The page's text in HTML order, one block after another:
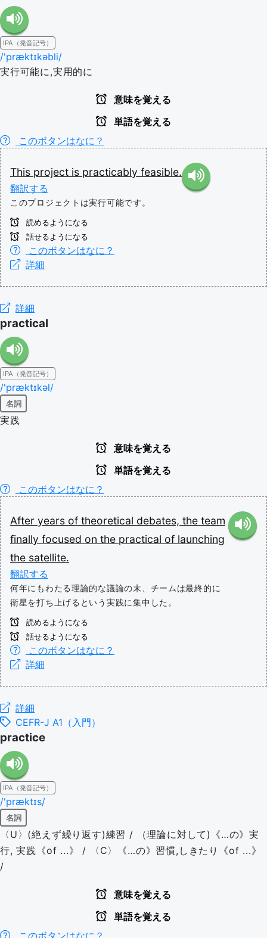
IPA（発音記号）
/'præktɪkəbli/
実行可能に,実用的に
意味を覚える
単語を覚える
このボタンはなに？
This project is practicably feasible.
翻訳する
このプロジェクトは実行可能です。
読めるようになる
話せるようになる
このボタンはなに？
詳細
詳細
practical
IPA（発音記号）
/'præktɪkəl/
名詞
実践
意味を覚える
単語を覚える
このボタンはなに？
After years of theoretical debates, the team
finally focused on the practical of launching
the satellite.
翻訳する
何年にもわたる理論的な議論の末、チームは最終的に
衛星を打ち上げるという実践に集中した。
読めるようになる
話せるようになる
このボタンはなに？
詳細
詳細
CEFR-J A1（入門）
practice
IPA（発音記号）
/'præktɪs/
名詞
〈U〉(絶えず繰り返す)練習 / （理論に対して)《…の》実
行, 実践《of ...》 / 〈C〉《…の》習慣,しきたり《of ...》
/
意味を覚える
単語を覚える
このボタンはなに？